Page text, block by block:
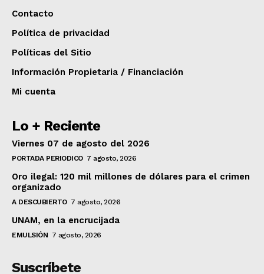
Contacto
Política de privacidad
Políticas del Sitio
Información Propietaria / Financiación
Mi cuenta
Lo + Reciente
Viernes 07 de agosto del 2026
PORTADA PERIODICO 7 agosto, 2026
Oro ilegal: 120 mil millones de dólares para el crimen
organizado
A DESCUBIERTO 7 agosto, 2026
UNAM, en la encrucijada
EMULSIÓN 7 agosto, 2026
Suscríbete